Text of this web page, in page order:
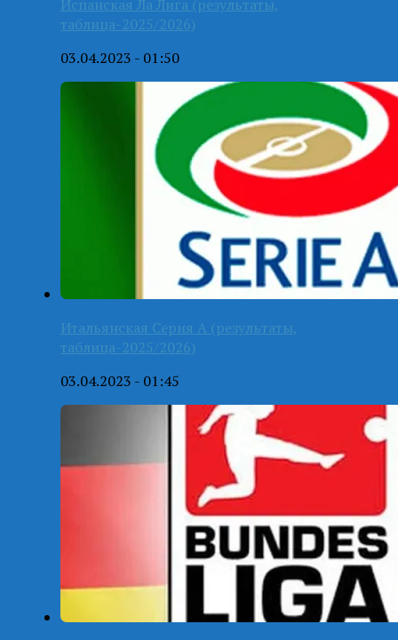
Испанская Ла Лига (результаты,
таблица-2025/2026)
03.04.2023 - 01:50
Итальянская Серия А (результаты,
таблица-2025/2026)
03.04.2023 - 01:45